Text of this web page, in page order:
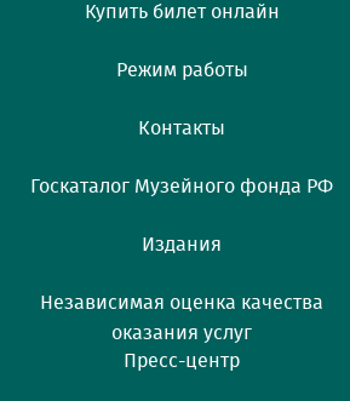
Купить билет онлайн
Режим работы
Контакты
Госкаталог Музейного фонда РФ
Издания
Независимая оценка качества
оказания услуг
Пресс-центр